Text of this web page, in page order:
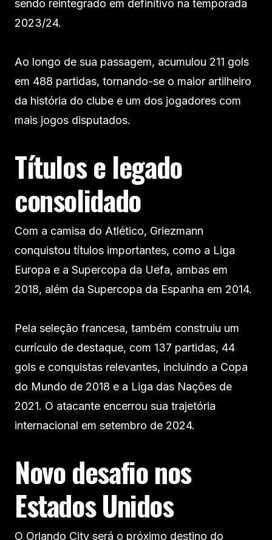
sendo reintegrado em definitivo na temporada
2023/24.
Ao longo de sua passagem, acumulou 211 gols
em 488 partidas, tornando-se o maior artilheiro
da história do clube e um dos jogadores com
mais jogos disputados.
Títulos e legado
consolidado
Com a camisa do Atlético, Griezmann
conquistou títulos importantes, como a Liga
Europa e a Supercopa da Uefa, ambas em
2018, além da Supercopa da Espanha em 2014.
Pela seleção francesa, também construiu um
currículo de destaque, com 137 partidas, 44
gols e conquistas relevantes, incluindo a Copa
do Mundo de 2018 e a Liga das Nações de
2021. O atacante encerrou sua trajetória
internacional em setembro de 2024.
Novo desafio nos
Estados Unidos
O Orlando City será o próximo destino do